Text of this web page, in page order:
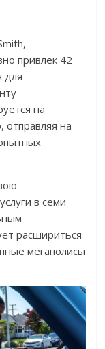
привлек 42
для
на
на
в семи
расшириться
мегаполисы